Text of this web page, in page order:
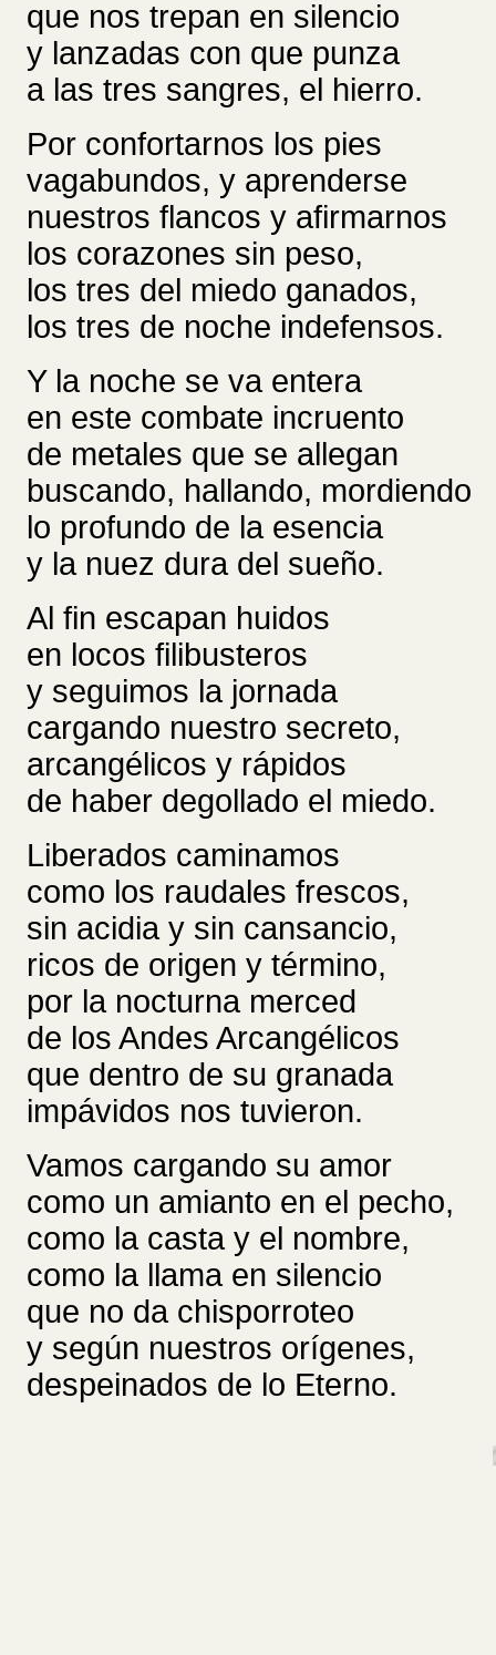
que nos trepan en silencio
y lanzadas con que punza
a las tres sangres, el hierro.
Por confortarnos los pies
vagabundos, y aprenderse
nuestros flancos y afirmarnos
los corazones sin peso,
los tres del miedo ganados,
los tres de noche indefensos.
Y la noche se va entera
en este combate incruento
de metales que se allegan
buscando, hallando, mordiendo
lo profundo de la esencia
y la nuez dura del sueño.
Al fin escapan huidos
en locos filibusteros
y seguimos la jornada
cargando nuestro secreto,
arcangélicos y rápidos
de haber degollado el miedo.
Liberados caminamos
como los raudales frescos,
sin acidia y sin cansancio,
ricos de origen y término,
por la nocturna merced
de los Andes Arcangélicos
que dentro de su granada
impávidos nos tuvieron.
Vamos cargando su amor
como un amianto en el pecho,
como la casta y el nombre,
como la llama en silencio
que no da chisporroteo
y según nuestros orígenes,
despeinados de lo Eterno.